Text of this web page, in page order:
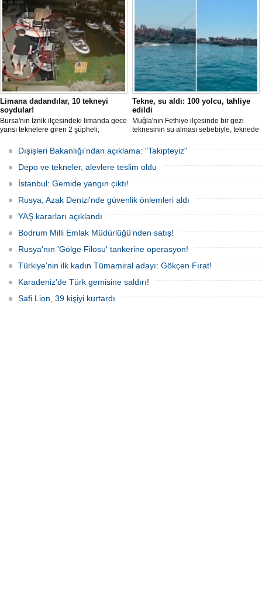
Limana dadandılar, 10 tekneyi
soydular!
Bursa'nın İznik ilçesindeki limanda gece
yarısı teknelere giren 2 şüpheli,
çaldı. Olay, güvenlik kameralarına
yansıdı, tekne sahiplerinin ihbarıyla
jandarma inceleme başlattı.
Tekne, su aldı: 100 yolcu, tahliye
edildi
Muğla'nın Fethiye ilçesinde bir gezi
teknesinin su alması sebebiyle, teknede
teknenin batmaması için bölgede
kurtarma çalışması başlatıldı.
Dışişleri Bakanlığı'ndan açıklama: "Takipteyiz"
Depo ve tekneler, alevlere teslim oldu
İstanbul: Gemide yangın çıktı!
Rusya, Azak Denizi'nde güvenlik önlemleri aldı
YAŞ kararları açıklandı
Bodrum Milli Emlak Müdürlüğü’nden satış!
Rusya'nın 'Gölge Filosu' tankerine operasyon!
Türkiye'nin ilk kadın Tümamiral adayı: Gökçen Fırat!
Karadeniz'de Türk gemisine saldırı!
Safi Lion, 39 kişiyi kurtardı